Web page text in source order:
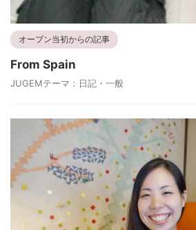
オープン当初からの記事
From Spain
JUGEMテーマ：日記・一般